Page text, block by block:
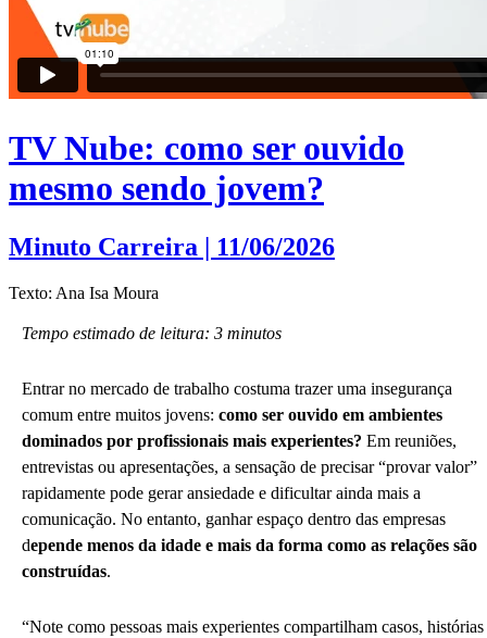
TV Nube: como ser ouvido
mesmo sendo jovem?
Minuto Carreira | 11/06/2026
Texto: Ana Isa Moura
Tempo estimado de leitura: 3 minutos
Entrar no mercado de trabalho costuma trazer uma insegurança
comum entre muitos jovens: como ser ouvido em ambientes
dominados por profissionais mais experientes? Em reuniões,
entrevistas ou apresentações, a sensação de precisar “provar valor”
rapidamente pode gerar ansiedade e dificultar ainda mais a
comunicação. No entanto, ganhar espaço dentro das empresas
depende menos da idade e mais da forma como as relações são
construídas.
“Note como pessoas mais experientes compartilham casos, histórias